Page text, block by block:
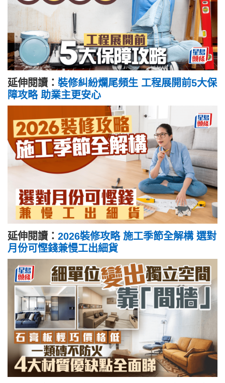
延伸閱讀： 裝修糾紛爛尾頻生 工程展開前5大保
障攻略 助業主更安心
延伸閱讀： 2026裝修攻略 施工季節全解構 選對
月份可慳錢兼慢工出細貨